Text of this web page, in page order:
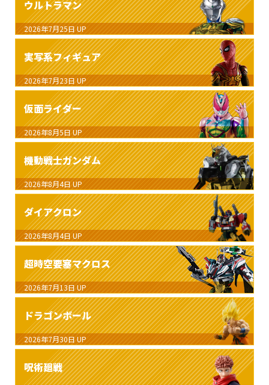
ウルトラマン
2026年7月25日 UP
実写系フィギュア
2026年7月23日 UP
仮面ライダー
2026年8月5日 UP
機動戦士ガンダム
2026年8月4日 UP
ダイアクロン
2026年8月4日 UP
超時空要塞マクロス
2026年7月13日 UP
ドラゴンボール
2026年7月30日 UP
呪術廻戦